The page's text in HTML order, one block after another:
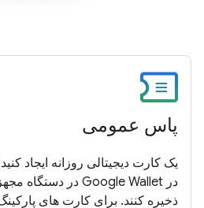
پاس عمومی
یک کارت دیجیتالی روزانه ایجاد
ذخیره کنند. برای کارت های